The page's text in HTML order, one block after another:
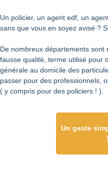
Un policier, un agent edf, un
sans que vous en soyez avisé ?
De nombreux départements
fausse qualité, terme utilisé pour
générale au domicile des
passer pour des professionnels,
( y compris pour des policiers ! ).
Un geste